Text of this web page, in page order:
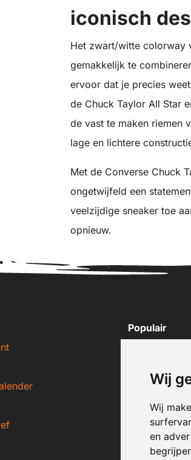
Wij
Wij
en
iconisch
Het zwart/witte colorway
gemakkelijk te
ervoor dat je precies
de Chuck Taylor All Star
de vast te maken riemen
lage en lichtere
Met de Converse Chuck
ongetwijfeld een
veelzijdige sneaker toe
opnieuw.
Populair
New
Puma
Converse